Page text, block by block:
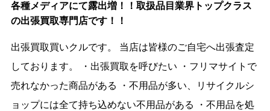
各種メディアにて露出増！！取扱品目業界トップクラス
の出張買取専門店です！！
出張買取買いクルです。 当店は皆様のご自宅へ出張査定
しております。 ・出張買取を呼びたい ・フリマサイトで
売れなかった商品がある ・不用品が多い、リサイクルシ
ョップには全て持ち込めない不用品がある ・不用品を処